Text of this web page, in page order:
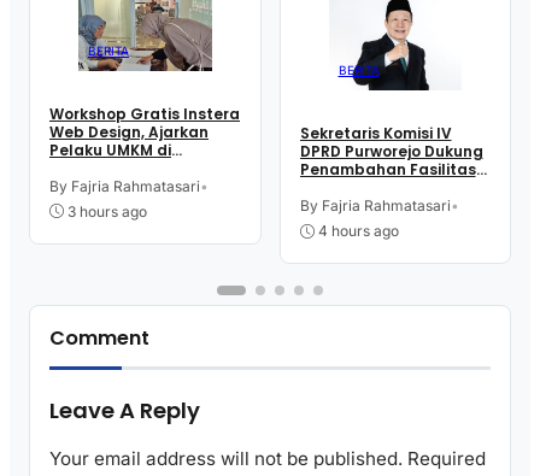
BERITA
Workshop Gratis Instera
Web Design, Ajarkan
Pelaku UMKM di
Teknologi Digital buat
Jualan
By Fajria Rahmatasari•
3 hours ago
BERITA
Sekretaris Komisi IV
DPRD Purworejo Dukung
Penambahan Fasilitas
Tjitrowardojo
By Fajria Rahmatasari•
4 hours ago
Comment
Leave A Reply
Your email address will not be published. Required